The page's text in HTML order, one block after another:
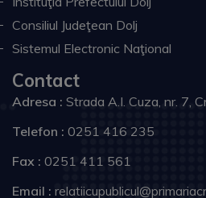
Consiliul Judeţean Dolj
Sistemul Electronic Naţional
Contact
Adresa : Strada A.I. Cuza, nr. 7,
Telefon : 0251 416 235
Fax : 0251 411 561
Email :